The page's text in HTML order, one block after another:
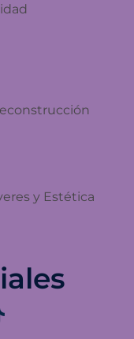
y Estética